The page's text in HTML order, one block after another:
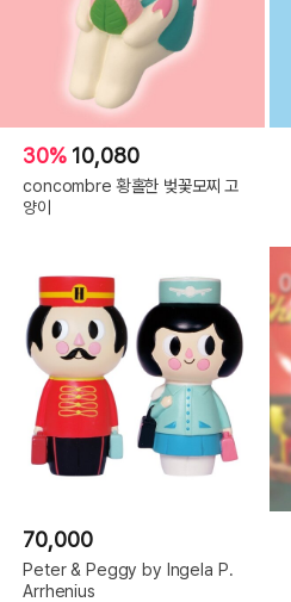
30% 10,080
concombre 황홀한 벚꽃모찌 고
양이
70,000
Peter & Peggy by Ingela P.
Arrhenius